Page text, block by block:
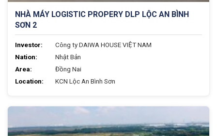
NHÀ MÁY LOGISTIC PROPERY DLP LỘC AN BÌNH
SƠN 2
Investor:
Công ty DAIWA HOUSE VIỆT NAM
Nation:
Nhật Bản
Area:
Đồng Nai
Location:
KCN Lộc An Bình Sơn